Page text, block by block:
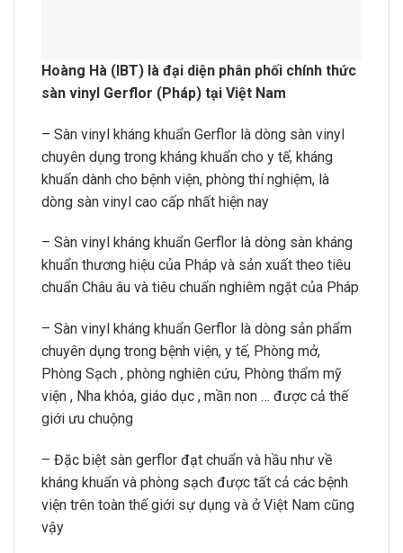
Hoàng Hà (IBT) là đại diện phân phối chính thức
sàn vinyl Gerflor (Pháp) tại Việt Nam
– Sàn vinyl kháng khuẩn Gerflor là dòng sàn vinyl
chuyên dụng trong kháng khuẩn cho y tế, kháng
khuẩn dành cho bệnh viện, phòng thí nghiệm, là
dòng sàn vinyl cao cấp nhất hiện nay
– Sàn vinyl kháng khuẩn Gerflor là dòng sàn kháng
khuẩn thương hiệu của Pháp và sản xuất theo tiêu
chuẩn Châu âu và tiêu chuẩn nghiêm ngặt của Pháp
– Sàn vinyl kháng khuẩn Gerflor là dòng sản phẩm
chuyên dụng trong bệnh viện, y tế, Phòng mở,
Phòng Sạch , phòng nghiên cứu, Phòng thẩm mỹ
viện , Nha khóa, giáo dục , mần non … được cả thế
giới ưu chuộng
– Đặc biệt sàn gerflor đạt chuẩn và hầu như về
kháng khuẩn và phòng sạch được tất cả các bệnh
viện trên toàn thế giới sự dụng và ở Việt Nam cũng
vậy